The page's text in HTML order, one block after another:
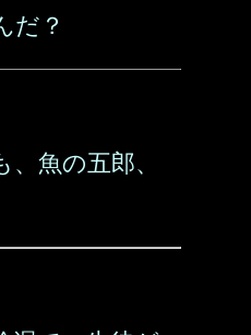
だ？
魚の五郎、